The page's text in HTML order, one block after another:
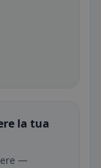
la tua
—